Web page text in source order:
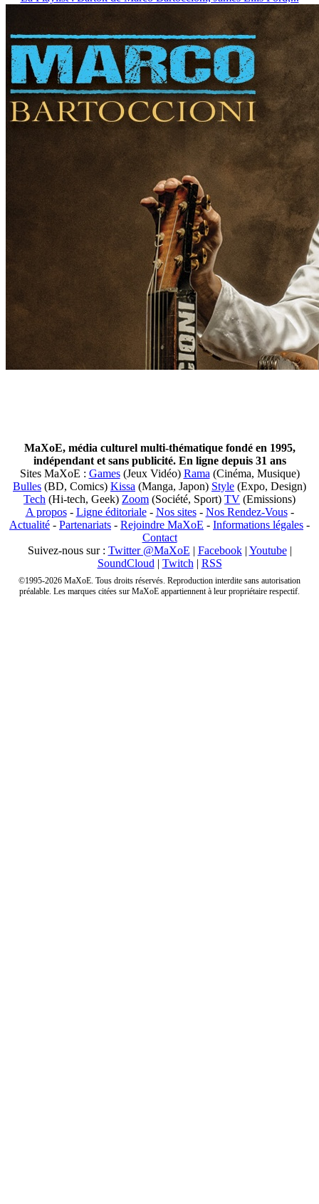
MaXoE, média culturel multi-thématique fondé en 1995,
indépendant et sans publicité. En ligne depuis 31 ans
Sites MaXoE : Games(Jeux Vidéo) Rama (Cinéma, Musique)
Bulles (BD, Comics) Kissa (Manga, Japon) Style (Expo, Design)
Tech (Hi-tech, Geek) Zoom (Société, Sport) TV (Emissions)
A propos- Ligne éditoriale- Nos sites- Nos Rendez-Vous-
Actualité - Partenariats - Rejoindre MaXoE - Informations légales -
Contact
Suivez-nous sur : Twitter @MaXoE | Facebook| Youtube|
SoundCloud | Twitch | RSS
©1995-2026 MaXoE. Tous droits réservés. Reproduction interdite sans autorisation
préalable. Les marques citées sur MaXoE appartiennent à leur propriétaire respectif.